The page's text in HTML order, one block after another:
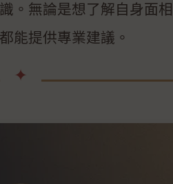
。無論是想了解自身面
能提供專業建議。